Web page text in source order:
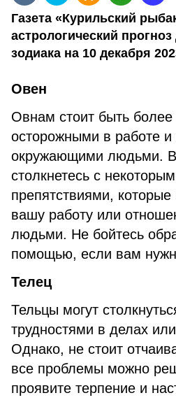
Газета «Курильский
астрологический
зодиака на 10 декабря
Овен
Овнам стоит быть
осторожными в работе
окружающими людьми.
столкнетесь с
препятствиями, которые
вашу работу или
людьми. Не бойтесь
помощью, если вам
Телец
Тельцы могут
трудностями в делах
Однако, не стоит
все проблемы можно
проявите терпение и